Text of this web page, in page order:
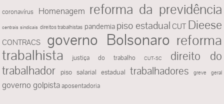
coronavírus Homenagem reforma da previdência
centrais sindicais direitos trabalhistas pandemia piso estadual CUT Dieese
CONTRACS governo Bolsonaro reforma
trabalhista
justiça do trabalho CUT-SC
direito do
trabalhador
piso salarial estadual trabalhadores greve geral
governo golpista aposentadoria